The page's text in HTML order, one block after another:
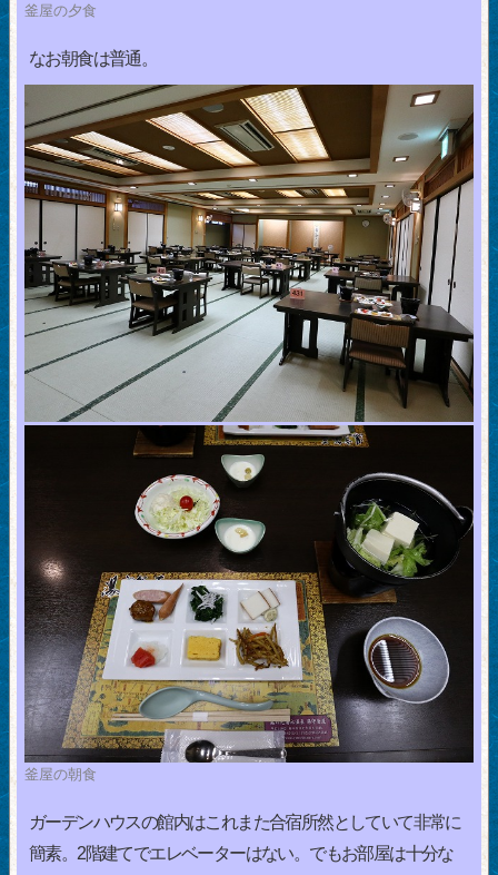
釜屋の夕食
なお朝食は普通。
釜屋の朝食
ガーデンハウスの館内はこれまた合宿所然としていて非常に
簡素。2階建てでエレベーターはない。でもお部屋は十分な